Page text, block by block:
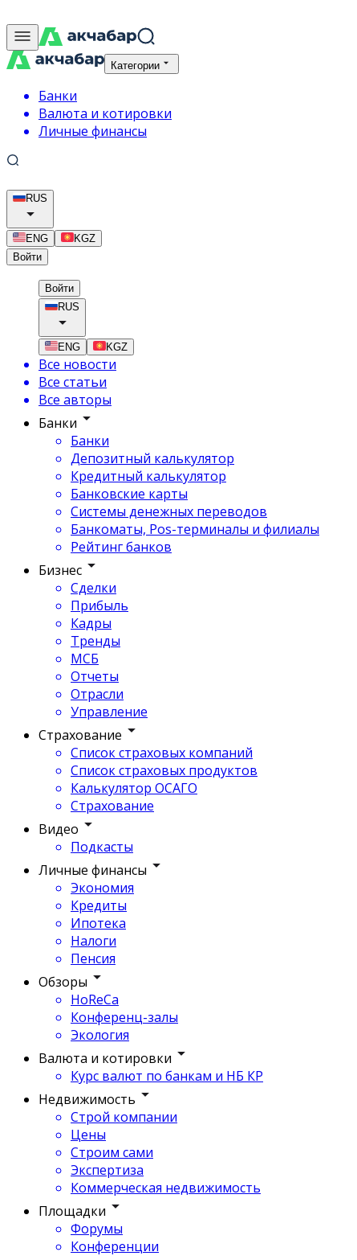
Категории
Банки
Валюта и котировки
Личные финансы
RUS
ENG
KGZ
Войти
Войти
RUS
ENG KGZ
Все новости
Все статьи
Все авторы
Банки
Банки
Депозитный калькулятор
Кредитный калькулятор
Банковские карты
Системы денежных переводов
Банкоматы, Pos-терминалы и филиалы
Рейтинг банков
Бизнес
Сделки
Прибыль
Кадры
Тренды
МСБ
Отчеты
Отрасли
Управление
Страхование
Список страховых компаний
Список страховых продуктов
Калькулятор ОСАГО
Страхование
Видео
Подкасты
Личные финансы
Экономия
Кредиты
Ипотека
Налоги
Пенсия
Обзоры
HoReCa
Конференц-залы
Экология
Валюта и котировки
Курс валют по банкам и НБ КР
Недвижимость
Строй компании
Цены
Строим сами
Экспертиза
Коммерческая недвижимость
Площадки
Форумы
Конференции